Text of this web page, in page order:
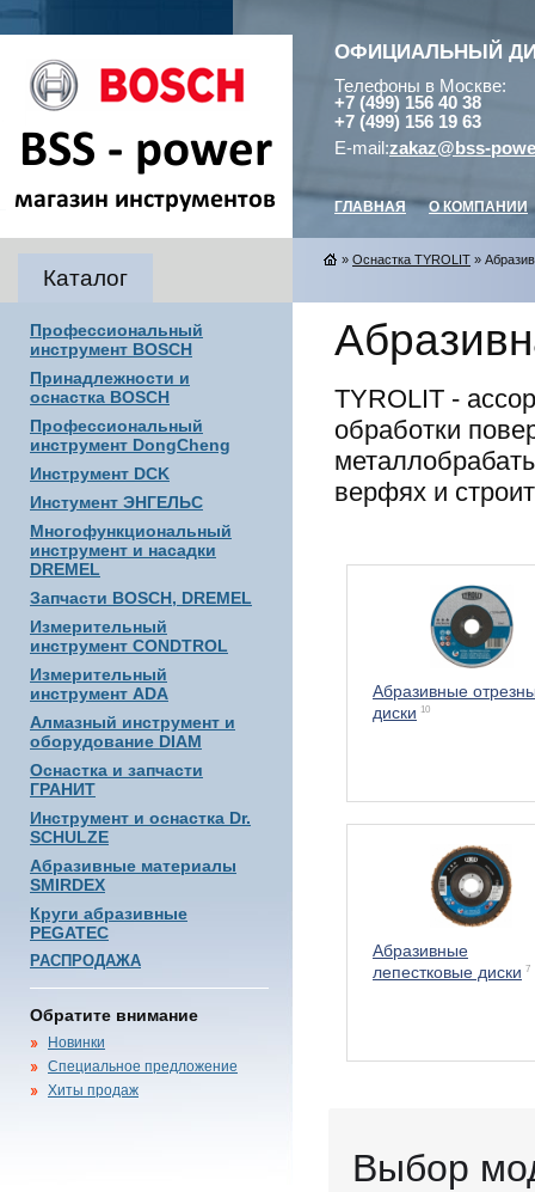
ОФИЦИАЛЬНЫЙ
Телефоны в Москве:
+7 (499) 156 40 38
+7 (499) 156 19 63
E-mail:zakaz@bss-
ГЛАВНАЯ О КОМПАНИИ
Каталог
Профессиональный
инструмент BOSCH
Принадлежности и
оснастка BOSCH
Профессиональный
инструмент DongCheng
Инструмент DCK
Инстумент ЭНГЕЛЬС
Многофункциональный
инструмент и насадки
DREMEL
Запчасти BOSCH, DREMEL
Измерительный
инструмент CONDTROL
Измерительный
инструмент ADA
Алмазный инструмент и
оборудование DIAM
Оснастка и запчасти
ГРАНИТ
Инструмент и оснастка Dr.
SCHULZE
Абразивные материалы
SMIRDEX
Круги абразивные
PEGATEC
РАСПРОДАЖА
Обратите внимание
Новинки
Специальное предложение
Хиты продаж
» Оснастка TYROLIT »
TYROLIT -
обработки
верфях и
Абразивные
диски 10
Абразивные
лепестковые диски 7
Выбор